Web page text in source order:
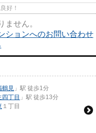
好！
ません。
ションへのお問い合わせ
鶴見 」駅 徒歩1分
四丁目 」駅 徒歩13分
１丁目